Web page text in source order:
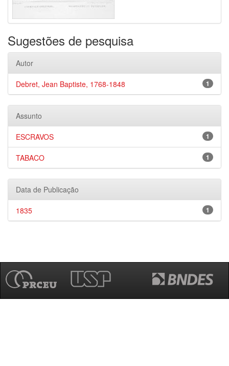
Sugestões de pesquisa
Autor
1
Debret, Jean Baptiste, 1768-1848
Assunto
1
ESCRAVOS
1
TABACO
Data de Publicação
1
1835